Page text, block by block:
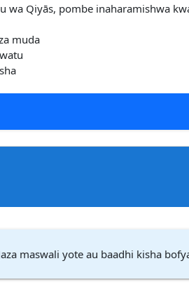
wa Qiyās, pombe inaharamishwa
muda
maswali yote au baadhi kisha